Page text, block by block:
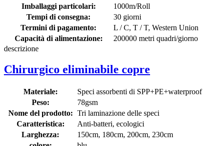
Imballaggi particolari:
1000m/Roll
Tempi di consegna:
30 giorni
Termini di pagamento:
L / C, T / T, Western Union
Capacità di alimentazione:
200000 metri quadri/giorno
descrizione
Chirurgico eliminabile copre
Materiale:
Speci assorbenti di SPP+PE+waterproof
Peso:
78gsm
Nome del prodotto: Tri laminazione delle speci
Caratteristica:
Anti-batteri, ecologici
Larghezza:
150cm, 180cm, 200cm, 230cm